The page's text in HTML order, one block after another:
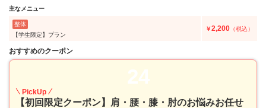
主なメニュー
整体
【学生限定】プラン
￥2,200 （税込）
おすすめのクーポン
24
PickUp
【初回限定クーポン】肩・腰・膝・肘のお悩みお任せ